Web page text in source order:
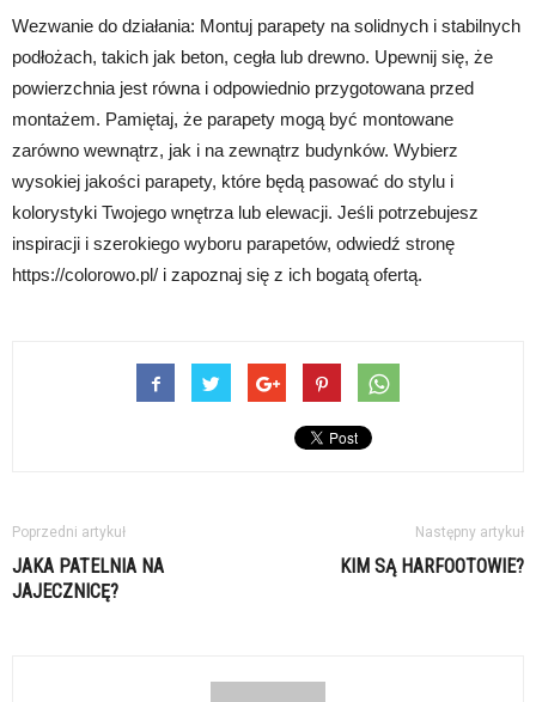
Wezwanie do działania: Montuj parapety na solidnych i stabilnych
podłożach, takich jak beton, cegła lub drewno. Upewnij się, że
powierzchnia jest równa i odpowiednio przygotowana przed
montażem. Pamiętaj, że parapety mogą być montowane
zarówno wewnątrz, jak i na zewnątrz budynków. Wybierz
wysokiej jakości parapety, które będą pasować do stylu i
kolorystyki Twojego wnętrza lub elewacji. Jeśli potrzebujesz
inspiracji i szerokiego wyboru parapetów, odwiedź stronę
https://colorowo.pl/ i zapoznaj się z ich bogatą ofertą.
Poprzedni artykuł
JAKA PATELNIA NA
JAJECZNICĘ?
Następny artykuł
KIM SĄ HARFOOTOWIE?